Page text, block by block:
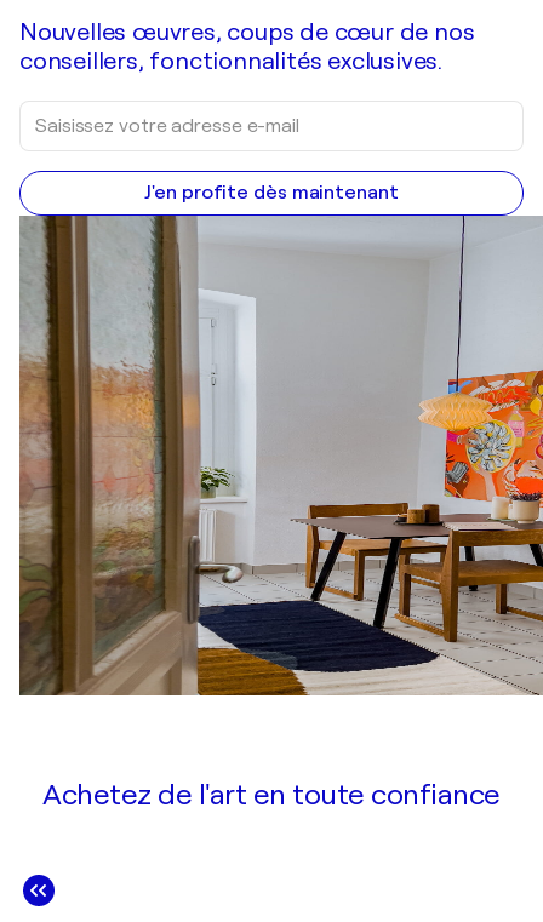
Nouvelles œuvres, coups de cœur de nos
conseillers, fonctionnalités exclusives.
J'en profite dès maintenant
Achetez de l'art en toute confiance